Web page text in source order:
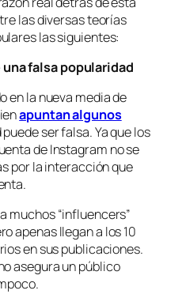
las diversas teorías
las siguientes:
falsa popularidad
en la nueva media de
apuntan algunos
ser falsa. Ya que los
de Instagram no se
por la interacción que
muchos “influencers”
apenas llegan a los 10
en sus publicaciones.
asegura un público